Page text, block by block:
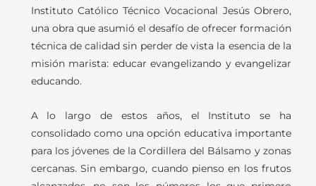
Instituto Católico Técnico Vocacional Jesús Obrero,
una obra que asumió el desafío de ofrecer formación
técnica de calidad sin perder de vista la esencia de la
misión marista: educar evangelizando y evangelizar
educando.
A lo largo de estos años, el Instituto se ha
consolidado como una opción educativa importante
para los jóvenes de la Cordillera del Bálsamo y zonas
cercanas. Sin embargo, cuando pienso en los frutos